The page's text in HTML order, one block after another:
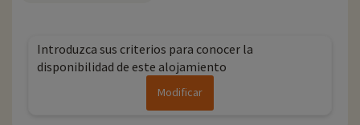
Introduzca sus criterios para conocer la
disponibilidad de este alojamiento
Modificar